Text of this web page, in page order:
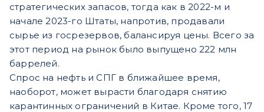
стратегических запасов, тогда как в 2022-м и
начале 2023-го Штаты, напротив, продавали
сырье из госрезервов, балансируя цены. Всего за
этот период на рынок было выпущено 222 млн
баррелей.
Спрос на нефть и СПГ в ближайшее время,
наоборот, может вырасти благодаря снятию
карантинных ограничений в Китае. Кроме того, 17